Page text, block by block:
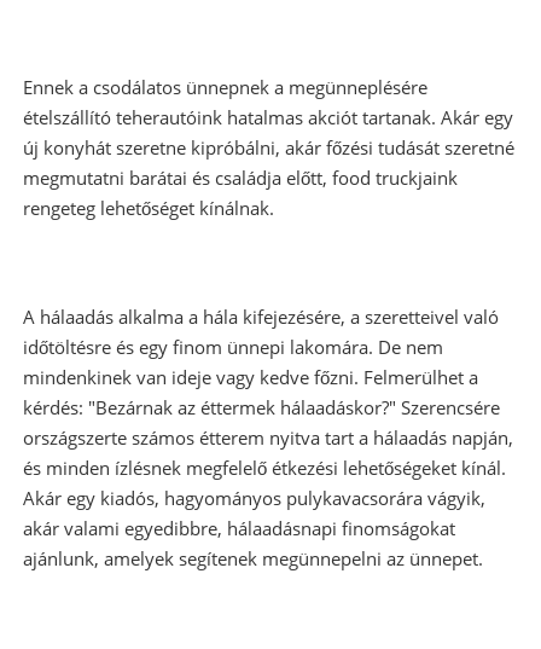
Ennek a csodálatos ünnepnek a megünneplésére
ételszállító teherautóink hatalmas akciót tartanak. Akár egy
új konyhát szeretne kipróbálni, akár főzési tudását szeretné
megmutatni barátai és családja előtt, food truckjaink
rengeteg lehetőséget kínálnak.
A hálaadás alkalma a hála kifejezésére, a szeretteivel való
időtöltésre és egy finom ünnepi lakomára. De nem
mindenkinek van ideje vagy kedve főzni. Felmerülhet a
kérdés: "Bezárnak az éttermek hálaadáskor?" Szerencsére
országszerte számos étterem nyitva tart a hálaadás napján,
és minden ízlésnek megfelelő étkezési lehetőségeket kínál.
Akár egy kiadós, hagyományos pulykavacsorára vágyik,
akár valami egyedibbre, hálaadásnapi finomságokat
ajánlunk, amelyek segítenek megünnepelni az ünnepet.